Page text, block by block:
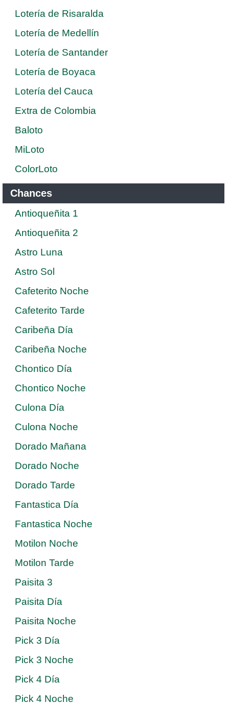
Lotería de Risaralda
Lotería de Medellín
Lotería de Santander
Lotería de Boyaca
Lotería del Cauca
Extra de Colombia
Baloto
MiLoto
ColorLoto
Chances
Antioqueñita 1
Antioqueñita 2
Astro Luna
Astro Sol
Cafeterito Noche
Cafeterito Tarde
Caribeña Día
Caribeña Noche
Chontico Día
Chontico Noche
Culona Día
Culona Noche
Dorado Mañana
Dorado Noche
Dorado Tarde
Fantastica Día
Fantastica Noche
Motilon Noche
Motilon Tarde
Paisita 3
Paisita Día
Paisita Noche
Pick 3 Día
Pick 3 Noche
Pick 4 Día
Pick 4 Noche